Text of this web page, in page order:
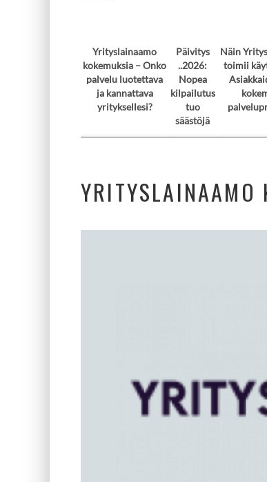
Yrityslainaamo
kokemuksia – Onko
palvelu luotettava
ja kannattava
yrityksellesi?
Päivitys
..2026:
Nopea
kilpailutus
tuo
säästöjä
Näin
toimii